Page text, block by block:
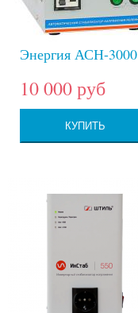
Энергия АСН-3000
10 000 руб
КУПИТЬ